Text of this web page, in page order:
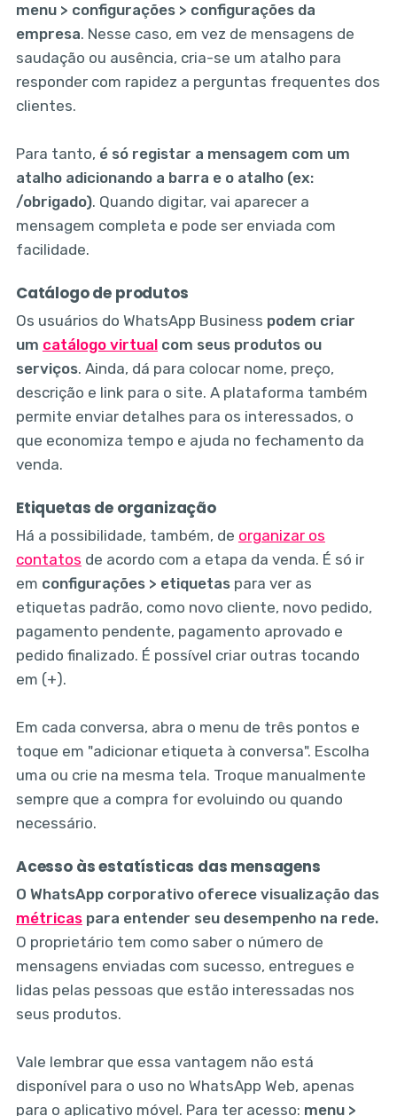
menu > configurações > configurações da
empresa. Nesse caso, em vez de mensagens de
saudação ou ausência, cria-se um atalho para
responder com rapidez a perguntas frequentes dos
clientes.
Para tanto, é só registar a mensagem com um
atalho adicionando a barra e o atalho (ex:
/obrigado). Quando digitar, vai aparecer a
mensagem completa e pode ser enviada com
facilidade.
Catálogo de produtos
Os usuários do WhatsApp Business podem criar
um catálogo virtualcom seus produtos ou
serviços. Ainda, dá para colocar nome, preço,
descrição e link para o site. A plataforma também
permite enviar detalhes para os interessados, o
que economiza tempo e ajuda no fechamento da
venda.
Etiquetas de organização
Há a possibilidade, também, de organizar os
contatos de acordo com a etapa da venda. É só ir
em configurações > etiquetaspara ver as
etiquetas padrão, como novo cliente, novo pedido,
pagamento pendente, pagamento aprovado e
pedido finalizado. É possível criar outras tocando
em (+).
Em cada conversa, abra o menu de três pontos e
toque em "adicionar etiqueta à conversa". Escolha
uma ou crie na mesma tela. Troque manualmente
sempre que a compra for evoluindo ou quando
necessário.
Acesso às estatísticas das mensagens
O WhatsApp corporativo oferece visualização das
métricaspara entender seu desempenho na rede.
O proprietário tem como saber o número de
mensagens enviadas com sucesso, entregues e
lidas pelas pessoas que estão interessadas nos
seus produtos.
Vale lembrar que essa vantagem não está
disponível para o uso no WhatsApp Web, apenas
para o aplicativo móvel. Para ter acesso: menu >